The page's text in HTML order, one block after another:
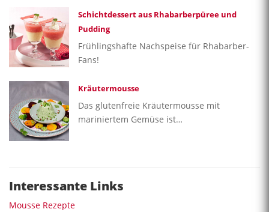
Schichtdessert aus Rhabarberpüree und
Pudding
Frühlingshafte Nachspeise für Rhabarber-
Fans!
Kräutermousse
Das glutenfreie Kräutermousse mit
mariniertem Gemüse ist…
Interessante Links
Mousse Rezepte